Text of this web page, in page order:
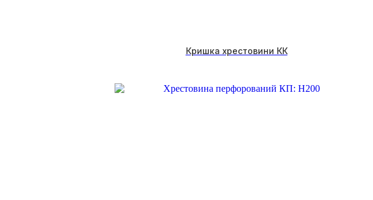
Кришка хрестовини КК